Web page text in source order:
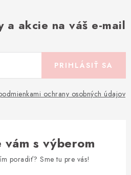
a akcie na váš e-mail
ochrany osobných údajov
PRIHLÁSIŤ SA
vám s výberom
poradiť? Sme tu pre vás!